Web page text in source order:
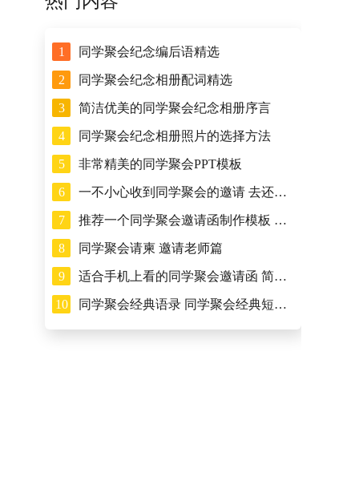
1 同学聚会纪念编后语精选
2 同学聚会纪念相册配词精选
3 简洁优美的同学聚会纪念相册序言
4 同学聚会纪念相册照片的选择方法
5 非常精美的同学聚会PPT模板
6 一不小心收到同学聚会的邀请 去还是不去
7 推荐一个同学聚会邀请函制作模板 免费的
8 同学聚会请柬 邀请老师篇
9 适合手机上看的同学聚会邀请函 简短精致
10 同学聚会经典语录 同学聚会经典短句子集合